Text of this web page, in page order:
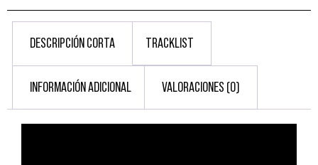
DESCRIPCIÓN CORTA TRACKLIST
INFORMACIÓN ADICIONAL VALORACIONES (0)